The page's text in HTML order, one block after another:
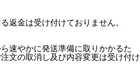
返金は受け付けておりません。
速やかに発送準備に取りかかるた
文の取消し及び内容変更は受け付け